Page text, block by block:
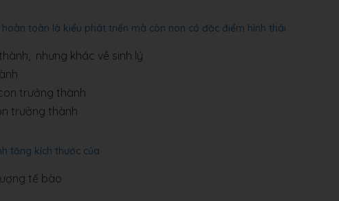
toàn là kiểu phát triển mà còn non có đặc điểm hình thái
nhưng khác về sinh lý
trưởng thành
trưởng thành
tăng kích thước của
tế bào